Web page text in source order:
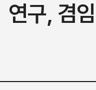
연구, 겸